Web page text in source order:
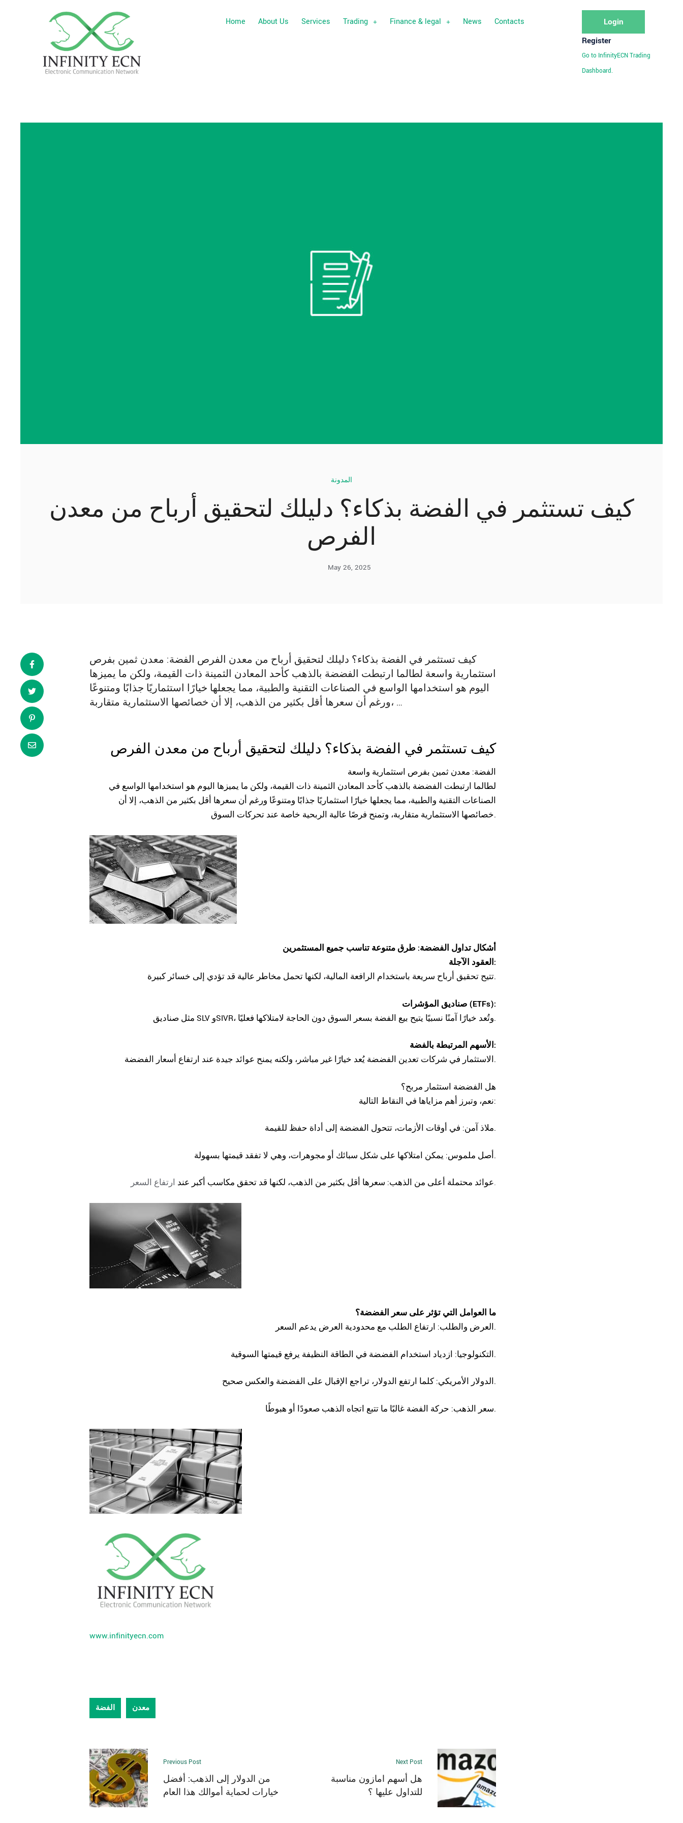
Home About Us Services Trading Finance & legal News Contacts
Login
Register
Go to InfinityECN Trading
Dashboard.
المدونة
كيف تستثمر في الفضة بذكاء؟ دليلك لتحقيق أرباح من معدن
الفرص
May 26, 2025
كيف تستثمر في الفضة بذكاء؟ دليلك لتحقيق أرباح من معدن الفرص الفضة: معدن ثمين بفرص
استثمارية واسعة لطالما ارتبطت الفضضة بالذهب كأحد المعادن الثمينة ذات القيمة، ولكن ما يميزها
اليوم هو استخدامها الواسع في الصناعات التقنية والطبية، مما يجعلها خيارًا استثماريًا جذابًا ومتنوعًا
ورغم أن سعرها أقل بكثير من الذهب، إلا أن خصائصها الاستثمارية متقاربة، …
كيف تستثمر في الفضة بذكاء؟ دليلك لتحقيق أرباح من معدن الفرص
الفضة: معدن ثمين بفرص استثمارية واسعة
لطالما ارتبطت الفضضة بالذهب كأحد المعادن الثمينة ذات القيمة، ولكن ما يميزها اليوم هو استخدامها الواسع في
الصناعات التقنية والطبية، مما يجعلها خيارًا استثماريًا جذابًا ومتنوعًا ورغم أن سعرها أقل بكثير من الذهب، إلا أن
خصائصها الاستثمارية متقاربة، وتمنح فرصًا عالية الربحية خاصة عند تحركات السوق.
أشكال تداول الفضضة: طرق متنوعة تناسب جميع المستثمرين
العقود الآجلة:
تتيح تحقيق أرباح سريعة باستخدام الرافعة المالية، لكنها تحمل مخاطر عالية قد تؤدي إلى خسائر كبيرة.
صناديق المؤشرات (ETFs):
مثل صناديق SLV وSIVR، وتُعد خيارًا آمنًا نسبيًا يتيح بيع الفضة بسعر السوق دون الحاجة لامتلاكها فعليًا.
الأسهم المرتبطة بالفضة:
الاستثمار في شركات تعدين الفضضة يُعد خيارًا غير مباشر، ولكنه يمنح عوائد جيدة عند ارتفاع أسعار الفضضة.
هل الفضضة استثمار مربح؟
نعم، وتبرز أهم مزاياها في النقاط التالية:
ملاذ آمن: في أوقات الأزمات، تتحول الفضضة إلى أداة حفظ للقيمة.
أصل ملموس: يمكن امتلاكها على شكل سبائك أو مجوهرات، وهي لا تفقد قيمتها بسهولة.
عوائد محتملة أعلى من الذهب: سعرها أقل بكثير من الذهب، لكنها قد تحقق مكاسب أكبر عندارتفاع السعر.
ما العوامل التي تؤثر على سعر الفضضة؟
العرض والطلب: ارتفاع الطلب مع محدودية العرض يدعم السعر.
التكنولوجيا: ازدياد استخدام الفضضة في الطاقة النظيفة يرفع قيمتها السوقية.
الدولار الأمريكي: كلما ارتفع الدولار، تراجع الإقبال على الفضضة والعكس صحيح.
سعر الذهب: حركة الفضة غالبًا ما تتبع اتجاه الذهب صعودًا أو هبوطًا.
www.infinityecn.com
الفضة معدن
Previous Post
من الدولار إلى الذهب: أفضل
خيارات لحماية أموالك هذا العام
Next Post
هل أسهم امازون مناسبة
للتداول عليها ؟